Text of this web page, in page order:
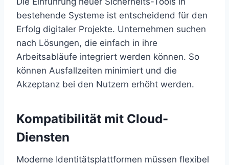
bestehende Systeme ist entscheidend für den
Erfolg digitaler Projekte. Unternehmen suchen
nach Lösungen, die einfach in ihre
Arbeitsabläufe integriert werden können. So
können Ausfallzeiten minimiert und die
Akzeptanz bei den Nutzern erhöht werden.
Kompatibilität mit Cloud-
Diensten
Moderne Identitätsplattformen müssen flexibel